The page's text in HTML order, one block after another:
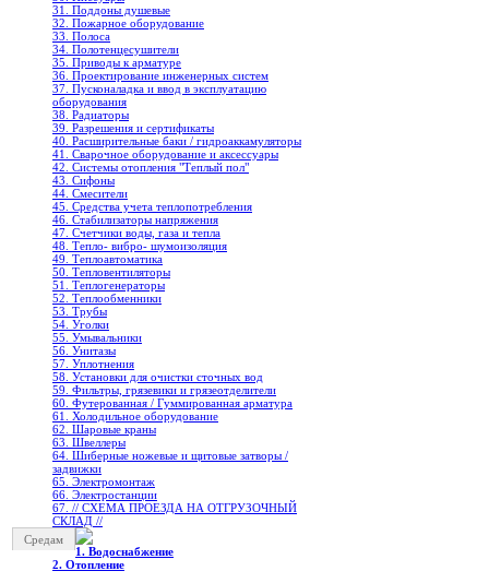
31. Поддоны душевые
32. Пожарное оборудование
33. Полоса
34. Полотенцесушители
35. Приводы к арматуре
36. Проектирование инженерных систем
37. Пусконаладка и ввод в эксплуатацию
оборудования
38. Радиаторы
39. Разрешения и сертификаты
40. Расширительные баки / гидроаккамуляторы
41. Сварочное оборудование и аксессуары
42. Системы отопления "Теплый пол"
43. Сифоны
44. Смесители
45. Средства учета теплопотребления
46. Стабилизаторы напряжения
47. Счетчики воды, газа и тепла
48. Тепло- вибро- шумоизоляция
49. Теплоавтоматика
50. Тепловентиляторы
51. Теплогенераторы
52. Теплообменники
53. Трубы
54. Уголки
55. Умывальники
56. Унитазы
57. Уплотнения
58. Установки для очистки сточных вод
59. Фильтры, грязевики и грязеотделители
60. Футерованная / Гуммированная арматура
61. Холодильное oборудование
62. Шаровые краны
63. Швеллеры
64. Шиберные ножевые и щитовые затворы /
задвижки
65. Электромонтаж
66. Электростанции
67. // СХЕМА ПРОЕЗДА НА ОТГРУЗОЧНЫЙ
СКЛАД //
Средам
1. Водоснабжение
2. Отопление